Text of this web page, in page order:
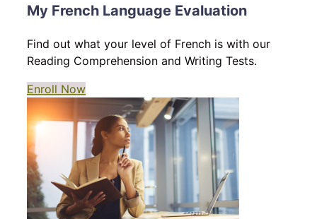
My French Language Evaluation
Find out what your level of French is with our
Reading Comprehension and Writing Tests.
Enroll Now